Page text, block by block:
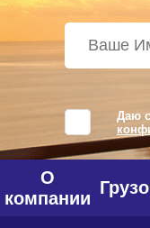
Даю
О
компании